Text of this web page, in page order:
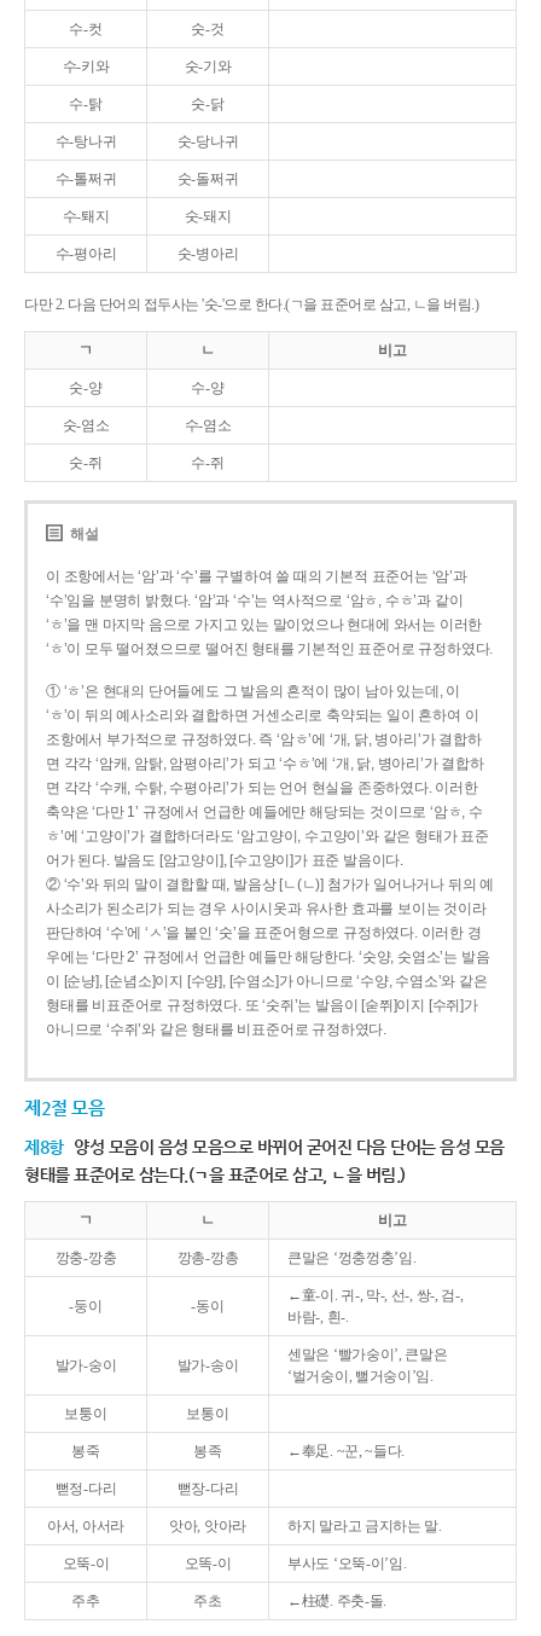
수-컷 숫-것
수-키와 숫-기와
수-탉 숫-닭
수-탕나귀 숫-당나귀
수-톨쩌귀 숫-돌쩌귀
수-퇘지 숫-돼지
수-평아리 숫-병아리
다만 2. 다음 단어의 접두사는 '숫-'으로 한다.(ㄱ을 표준어로 삼고, ㄴ을 버림.)
ㄱ ㄴ 비고
숫-양 수-양
숫-염소 수-염소
숫-쥐 수-쥐
해설
이 조항에서는 ‘암’과 ‘수’를 구별하여 쓸 때의 기본적 표준어는 ‘암’과
‘수’임을 분명히 밝혔다. ‘암’과 ‘수’는 역사적으로 ‘암ㅎ, 수ㅎ’과 같이
‘ㅎ’을 맨 마지막 음으로 가지고 있는 말이었으나 현대에 와서는 이러한
‘ㅎ’이 모두 떨어졌으므로 떨어진 형태를 기본적인 표준어로 규정하였다.
① ‘ㅎ’은 현대의 단어들에도 그 발음의 흔적이 많이 남아 있는데, 이
‘ㅎ’이 뒤의 예사소리와 결합하면 거센소리로 축약되는 일이 흔하여 이
조항에서 부가적으로 규정하였다. 즉 ‘암ㅎ’에 ‘개, 닭, 병아리’가 결합하
면 각각 ‘암캐, 암탉, 암평아리’가 되고 ‘수ㅎ’에 ‘개, 닭, 병아리’가 결합하
면 각각 ‘수캐, 수탉, 수평아리’가 되는 언어 현실을 존중하였다. 이러한
축약은 ‘다만 1’ 규정에서 언급한 예들에만 해당되는 것이므로 ‘암ㅎ, 수
ㅎ’에 ‘고양이’가 결합하더라도 ‘암고양이, 수고양이’와 같은 형태가 표준
어가 된다. 발음도 [암고양이], [수고양이]가 표준 발음이다.
② ‘수’와 뒤의 말이 결합할 때, 발음상 [ㄴ(ㄴ)] 첨가가 일어나거나 뒤의 예
사소리가 된소리가 되는 경우 사이시옷과 유사한 효과를 보이는 것이라
판단하여 ‘수’에 ‘ㅅ’을 붙인 ‘숫’을 표준어형으로 규정하였다. 이러한 경
우에는 ‘다만 2’ 규정에서 언급한 예들만 해당한다. ‘숫양, 숫염소’는 발음
이 [순냥], [순념소]이지 [수양], [수염소]가 아니므로 ‘수양, 수염소’와 같은
형태를 비표준어로 규정하였다. 또 ‘숫쥐’는 발음이 [숟쮜]이지 [수쥐]가
아니므로 ‘수쥐’와 같은 형태를 비표준어로 규정하였다.
제2절 모음
제8항 양성 모음이 음성 모음으로 바뀌어 굳어진 다음 단어는 음성 모음
형태를 표준어로 삼는다.(ㄱ을 표준어로 삼고, ㄴ을 버림.)
ㄱ ㄴ 비고
깡충-깡충 깡총-깡총 큰말은 ‘껑충껑충’임.
-둥이 -동이
←童-이. 귀-, 막-, 선-, 쌍-, 검-,
바람-, 흰-.
발가-숭이 발가-송이
센말은 ‘빨가숭이’, 큰말은
‘벌거숭이, 뻘거숭이’임.
보퉁이 보통이
봉죽 봉족 ←奉足. ~꾼, ~들다.
뻗정-다리 뻗장-다리
아서, 아서라 앗아, 앗아라 하지 말라고 금지하는 말.
오뚝-이 오똑-이 부사도 ‘오뚝-이’임.
주추 주초 ←柱礎. 주춧-돌.